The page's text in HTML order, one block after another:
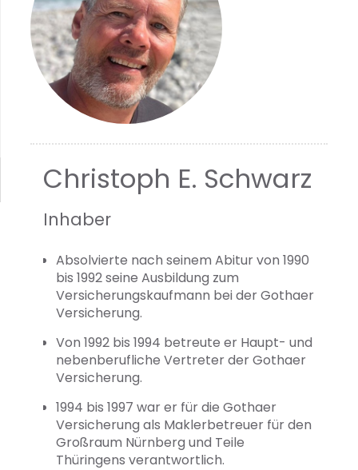
Christoph E. Schwarz
Inhaber
Absolvierte nach seinem Abitur von 1990
bis 1992 seine Ausbildung zum
Versicherungskaufmann bei der Gothaer
Versicherung.
Von 1992 bis 1994 betreute er Haupt- und
nebenberufliche Vertreter der Gothaer
Versicherung.
1994 bis 1997 war er für die Gothaer
Versicherung als Maklerbetreuer für den
Großraum Nürnberg und Teile
Thüringens verantwortlich.